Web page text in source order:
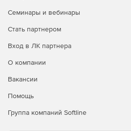
Семинары и вебинары
Стать партнером
Вход в ЛК партнера
О компании
Вакансии
Помощь
Группа компаний Softline